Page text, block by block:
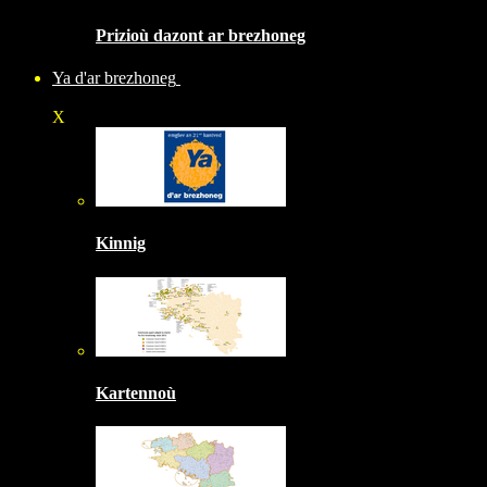
Prizioù dazont ar brezhoneg
Ya d'ar brezhoneg
X
Kinnig
Kartennoù